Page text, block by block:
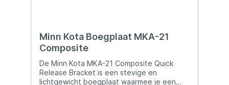
Minn Kota Boegplaat MKA-21
Composite
De Minn Kota MKA-21 Composite Quick
Release Bracket is een stevige en
lichtgewicht boegplaat waarmee je een